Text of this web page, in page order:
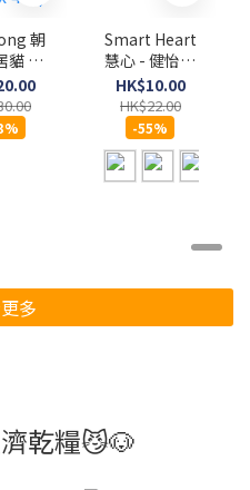
朝
貓 全
肉泥
)肉泥
x
)
Smart Heart
慧心 - 健怡幼
滑狗狗肉泥小
食 15g X 4條
HK$10.00
HK$22.00
-55%
多
乾糧😼🐶